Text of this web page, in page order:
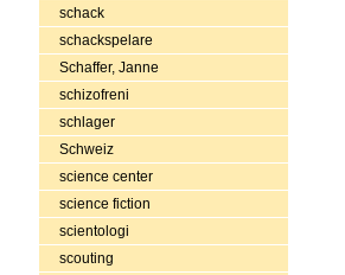
schack
schackspelare
Schaffer, Janne
schizofreni
schlager
Schweiz
science center
science fiction
scientologi
scouting